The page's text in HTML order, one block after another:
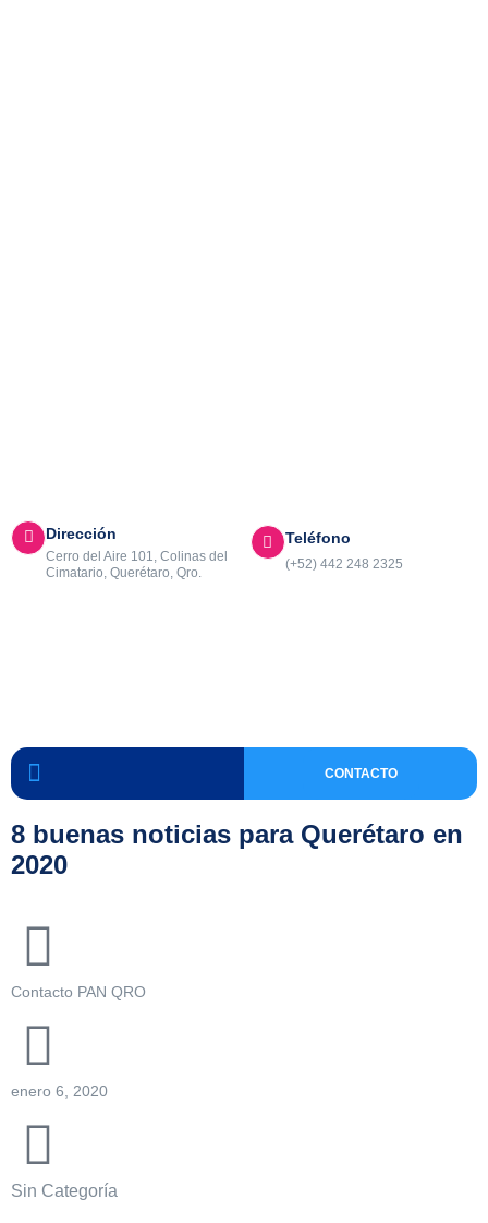
Dirección
Cerro del Aire 101, Colinas del
Cimatario, Querétaro, Qro.
Teléfono
(+52) 442 248 2325
CONTACTO
8 buenas noticias para Querétaro en
2020
Contacto PAN QRO
enero 6, 2020
Sin Categoría